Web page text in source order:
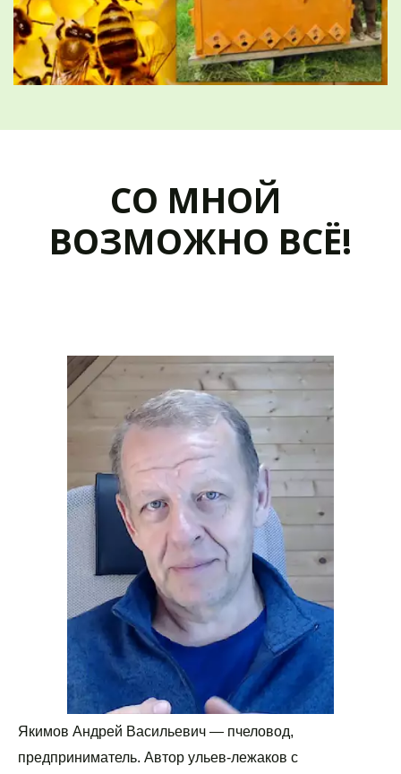
СО МНОЙ
ВОЗМОЖНО ВСЁ!
Якимов Андрей Васильевич — пчеловод,
предприниматель. Автор ульев-лежаков с